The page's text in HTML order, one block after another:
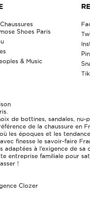
Shoes Paris
& Music
de bottines, sandales, nu-
de la chaussure en
les époques et les
finesse le savoir-faire
à l’exigence de sa
entreprise familiale pour
!
Clozer